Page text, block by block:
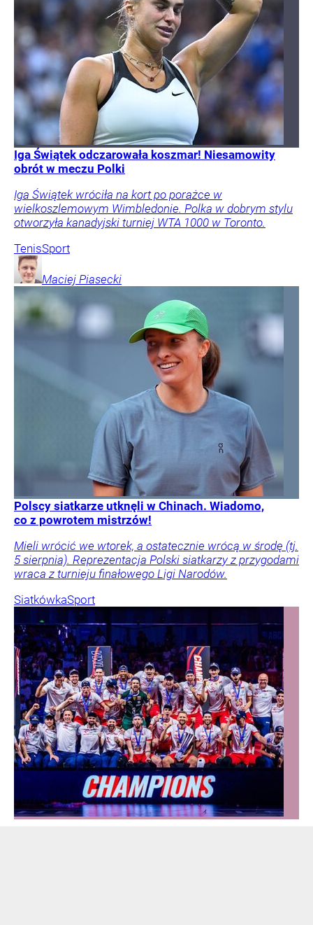
Iga Świątek odczarowała koszmar! Niesamowity
obrót w meczu Polki
Iga Świątek wróciła na kort po porażce w
wielkoszlemowym Wimbledonie. Polka w dobrym stylu
otworzyła kanadyjski turniej WTA 1000 w Toronto.
TenisSport
Maciej Piasecki
Polscy siatkarze utknęli w Chinach. Wiadomo,
co z powrotem mistrzów!
Mieli wrócić we wtorek, a ostatecznie wrócą w środę (tj.
5 sierpnia). Reprezentacja Polski siatkarzy z przygodami
wraca z turnieju finałowego Ligi Narodów.
SiatkówkaSport